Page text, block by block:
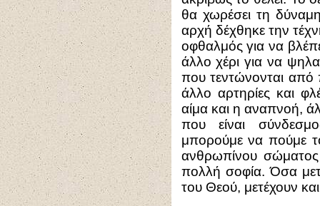
θα χωρέσει τη
αρχή δέχθηκε την
οφθαλμός για να
άλλο χέρι για να
που τεντώνονται από
άλλο αρτηρίες και
αίμα και η αναπνοή,
που είναι
μπορούμε να πούμε
ανθρωπίνου σώματος
πολλή σοφία. Όσα
του Θεού, μετέχουν